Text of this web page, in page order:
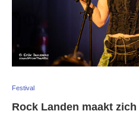
Festival
Rock Landen maakt